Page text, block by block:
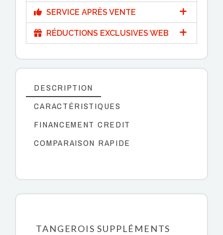
SERVICE APRÈS VENTE
RÉDUCTIONS EXCLUSIVES WEB
DESCRIPTION
CARACTÉRISTIQUES
FINANCEMENT CREDIT
COMPARAISON RAPIDE
TANGEROIS SUPPLÉMENTS